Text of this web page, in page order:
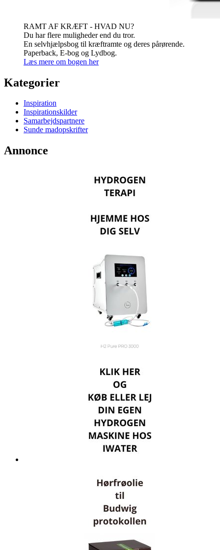
RAMT AF KRÆFT - HVAD NU?
Du har flere muligheder end du tror.
En selvhjælpsbog til kræftramte og deres pårørende.
Paperback, E-bog og Lydbog.
Læs mere om bogen her
Kategorier
Inspiration
Inspirationskilder
Samarbejdspartnere
Sunde madopskrifter
Annonce